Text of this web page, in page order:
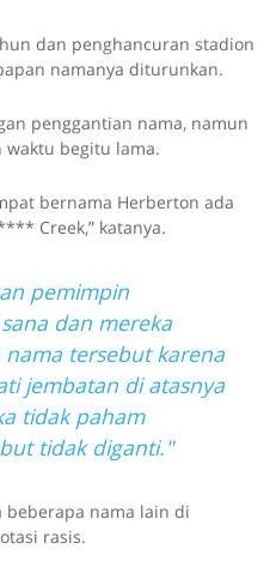
dan penghancuran stadion
namanya diturunkan.
penggantian nama, namun
begitu lama.
bernama Herberton ada
Creek,” katanya.
pemimpin
dan mereka
tersebut karena
jembatan di atasnya
tidak paham
tidak diganti."
beberapa nama lain di
rasis.